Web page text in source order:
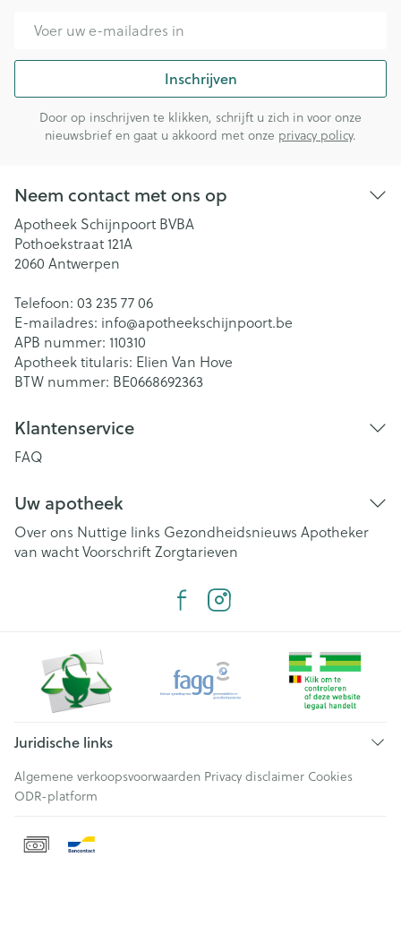
Inschrijven
Door op inschrijven te klikken, schrijft u zich in voor onze
nieuwsbrief en gaat u akkoord met onze privacy policy.
Neem contact met ons op
Apotheek Schijnpoort BVBA
Pothoekstraat 121A
2060 Antwerpen
Telefoon: 03 235 77 06
E-mailadres: info@apotheekschijnpoort.be
APB nummer: 110310
Apotheek titularis: Elien Van Hove
BTW nummer: BE0668692363
Klantenservice
FAQ
Uw apotheek
Over ons Nuttige links Gezondheidsnieuws Apotheker
van wachtVoorschriftZorgtarieven
Juridische links
Algemene verkoopsvoorwaarden Privacy disclaimer Cookies
ODR-platform